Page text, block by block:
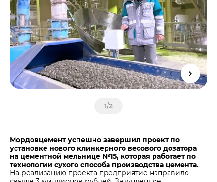
1/2
Мордовцемент успешно завершил проект по
установке нового клинкерного весового дозатора
на цементной мельнице №15, которая работает по
технологии сухого способа производства цемента.
На реализацию проекта предприятие направило
Центры дистрибуции
Реализация ТМЦ и непрофильных активов
Политика в области закупок
В помощь поставщику
Не только цемент
Люди ЦЕМРОСа
Технологии и тренды
Издание для клиентов
Аналитика цементной отрасли
Медиабанк
Контакты для СМИ
Служба доверия